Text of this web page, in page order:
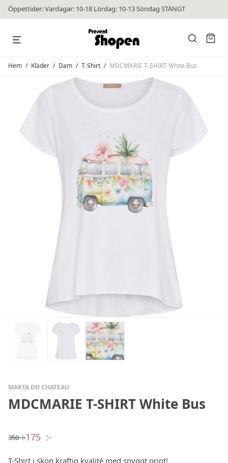
Öppettider: Vardagar: 10-18 Lördag: 10-13 Söndag STÄNGT
Hem / Kläder / Dam / T-Shirt / MDCMARIE T-SHIRT White Bus
MARTA DU CHATEAU
MDCMARIE T-SHIRT White Bus
350:-
Det 175 :-
Det
T-Shirt i skön kraftig kvalité med snyggt print!